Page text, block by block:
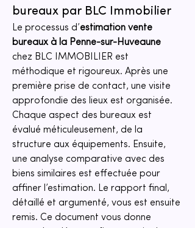
bureaux par BLC Immobilier
Le processus d’estimation vente
bureaux à la Penne-sur-Huveaune
chez BLC IMMOBILIER est
méthodique et rigoureux. Après une
première prise de contact, une visite
approfondie des lieux est organisée.
Chaque aspect des bureaux est
évalué méticuleusement, de la
structure aux équipements. Ensuite,
une analyse comparative avec des
biens similaires est effectuée pour
affiner l’estimation. Le rapport final,
détaillé et argumenté, vous est ensuite
remis. Ce document vous donne